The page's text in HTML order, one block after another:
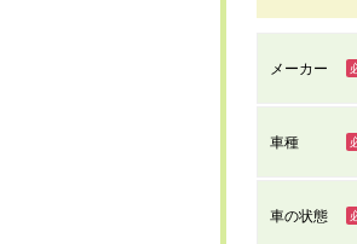
メーカー
車種
車の状態